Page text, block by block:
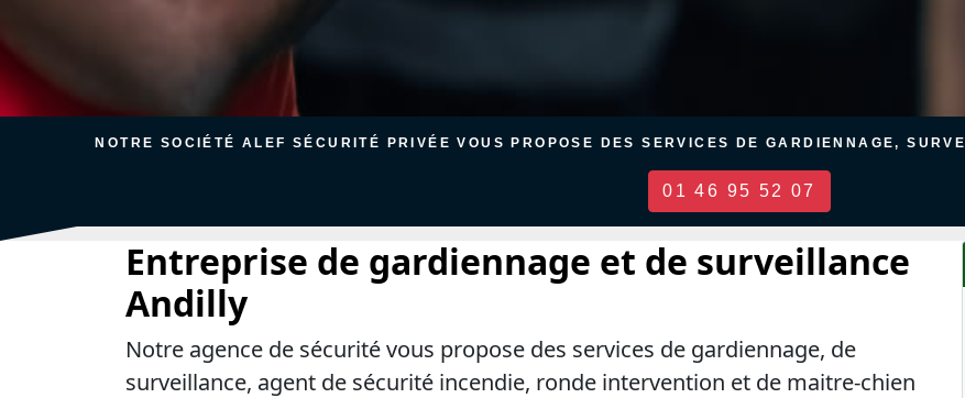
NOTRE SOCIÉTÉ ALEF SÉCURITÉ PRIVÉE VOUS PROPOSE DES SERVICES DE GARDIENNAGE,
01 46 95 52 07
Entreprise de gardiennage et de surveillance
Andilly
Notre agence de sécurité vous propose des services de gardiennage, de
surveillance, agent de sécurité incendie, ronde intervention et de maitre-chien